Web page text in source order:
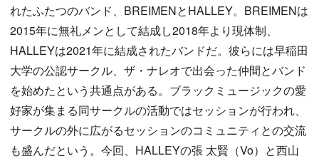
れたふたつのバンド、BREIMENとHALLEY。BREIMENは
2015年に無礼メンとして結成し2018年より現体制、
HALLEYは2021年に結成されたバンドだ。彼らには早稲田
大学の公認サークル、ザ・ナレオで出会った仲間とバンド
を始めたという共通点がある。ブラックミュージックの愛
好家が集まる同サークルの活動ではセッションが行われ、
サークルの外に広がるセッションのコミュニティとの交流
も盛んだという。今回、HALLEYの張 太賢（Vo）と西山